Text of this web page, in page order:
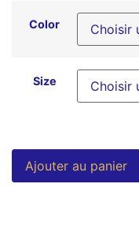
Color
Size
Ajouter au panier